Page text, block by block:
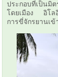
ประกอบที่เป็นมิ
โดยเมือง อิโล
การขี่จักรยานเข้